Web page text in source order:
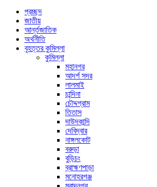
প্রচ্ছদ
জাতীয়
আর্ন্তজাতিক
অর্থনীতি
বৃহত্তর কুমিল্লা
কুমিল্লা
মহানগর
আদর্শ সদর
লালমাই
চান্দিনা
চৌদ্দগ্রাম
তিতাস
দাউদকান্দি
দেবিদ্বার
নাঙ্গলকোট
বরুড়া
বুড়িচং
ব্রাহ্মণপাড়া
মনোহরগঞ্জ